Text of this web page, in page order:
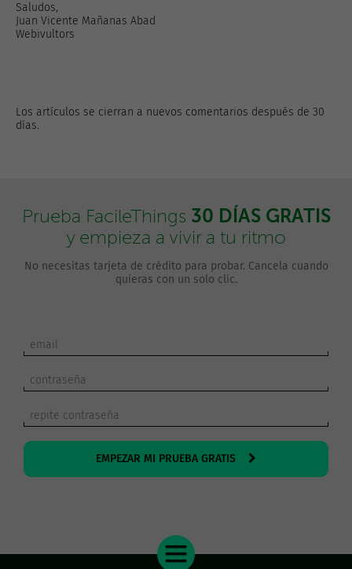
Saludos,
Juan Vicente Mañanas Abad
Webivultors
Los artículos se cierran a nuevos comentarios después de 30
días.
Prueba FacileThings 30 DÍAS GRATIS
y empieza a vivir a tu ritmo
No necesitas tarjeta de crédito para probar. Cancela cuando
quieras con un solo clic.